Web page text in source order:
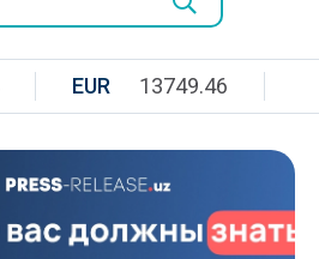
EUR 13749.46